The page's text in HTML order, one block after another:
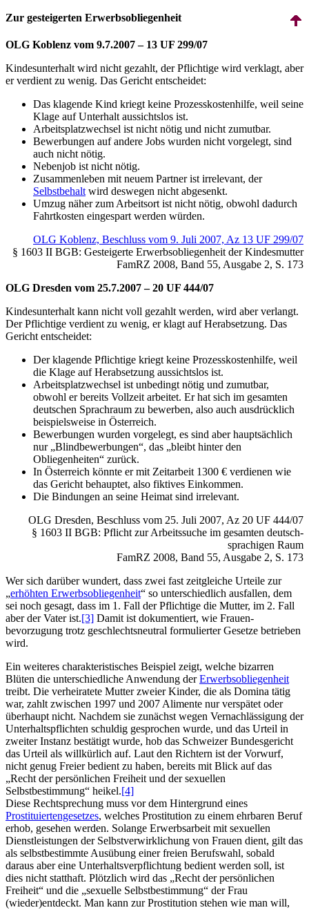
Zur gesteigerten Erwerbsobliegenheit
OLG Koblenz vom 9.7.2007 – 13 UF 299/07
Kindes­unterhalt wird nicht gezahlt, der Pflichtige wird verklagt, aber
er verdient zu wenig. Das Gericht entscheidet:
Das klagende Kind kriegt keine Prozess­kosten­hilfe, weil seine
Klage auf Unterhalt aussichtslos ist.
Arbeitsplatzwechsel ist nicht nötig und nicht zumutbar.
Bewerbungen auf andere Jobs wurden nicht vorgelegt, sind
auch nicht nötig.
Nebenjob ist nicht nötig.
Zusammenleben mit neuem Partner ist irrelevant, der
Selbstbehalt wird deswegen nicht abgesenkt.
Umzug näher zum Arbeitsort ist nicht nötig, obwohl dadurch
Fahrtkosten eingespart werden würden.
OLG Koblenz, Beschluss vom 9. Juli 2007, Az 13 UF 299/07
§ 1603 II BGB: Gesteigerte Erwerbs­obliegenheit der Kindesmutter
FamRZ 2008, Band 55, Ausgabe 2, S. 173
OLG Dresden vom 25.7.2007 – 20 UF 444/07
Kindes­unterhalt kann nicht voll gezahlt werden, wird aber verlangt.
Der Pflichtige verdient zu wenig, er klagt auf Herabsetzung. Das
Gericht entscheidet:
Der klagende Pflichtige kriegt keine Prozess­kosten­hilfe, weil
die Klage auf Herabsetzung aussichtslos ist.
Arbeitsplatzwechsel ist unbedingt nötig und zumutbar,
obwohl er bereits Vollzeit arbeitet. Er hat sich im gesamten
deutschen Sprachraum zu bewerben, also auch ausdrücklich
beispielsweise in Österreich.
Bewerbungen wurden vorgelegt, es sind aber hauptsächlich
nur „Blind­bewerbungen“, das „bleibt hinter den
Obliegenheiten“ zurück.
In Österreich könnte er mit Zeitarbeit 1300 € verdienen wie
das Gericht behauptet, also fiktives Einkommen.
Die Bindungen an seine Heimat sind irrelevant.
OLG Dresden, Beschluss vom 25. Juli 2007, Az 20 UF 444/07
§ 1603 II BGB: Pflicht zur Arbeitssuche im gesamten deutsch­
sprachigen Raum
FamRZ 2008, Band 55, Ausgabe 2, S. 173
Wer sich darüber wundert, dass zwei fast zeitgleiche Urteile zur
„erhöhten Erwerbs­obliegenheit“ so unterschiedlich ausfallen, dem
sei noch gesagt, dass im 1. Fall der Pflichtige die Mutter, im 2. Fall
aber der Vater ist.[3] Damit ist dokumentiert, wie Frauen­
bevorzugung trotz geschlechts­neutral formulierter Gesetze betrieben
wird.
Ein weiteres charakteristisches Beispiel zeigt, welche bizarren
Blüten die unterschiedliche Anwendung derErwerbs­obliegenheit
treibt. Die verheiratete Mutter zweier Kinder, die als Domina tätig
war, zahlt zwischen 1997 und 2007 Alimente nur verspätet oder
überhaupt nicht. Nachdem sie zunächst wegen Vernachlässigung der
Unter­halts­pflichten schuldig gesprochen wurde, und das Urteil in
zweiter Instanz bestätigt wurde, hob das Schweizer Bundesgericht
das Urteil als willkürlich auf. Laut den Richtern ist der Vorwurf,
nicht genug Freier bedient zu haben, bereits mit Blick auf das
„Recht der persönlichen Freiheit und der sexuellen
Selbstbestimmung“ heikel.[4]
Diese Recht­sprechung muss vor dem Hintergrund eines
Prostituierten­gesetzes, welches Prostitution zu einem ehrbaren Beruf
erhob, gesehen werden. Solange Erwerbsarbeit mit sexuellen
Dienst­leistungen der Selbst­verwirklichung von Frauen dient, gilt das
als selbstbestimmte Ausübung einer freien Berufswahl, sobald
daraus aber eine Unter­halts­verpflichtung bedient werden soll, ist
dies nicht statthaft. Plötzlich wird das „Recht der persönlichen
Freiheit“ und die „sexuelle Selbstbestimmung“ der Frau
(wieder)entdeckt. Man kann zur Prostitution stehen wie man will,